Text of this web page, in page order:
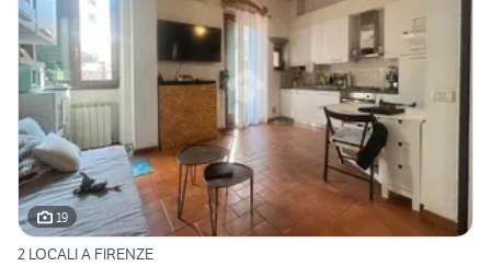
19
2 LOCALI A FIRENZE